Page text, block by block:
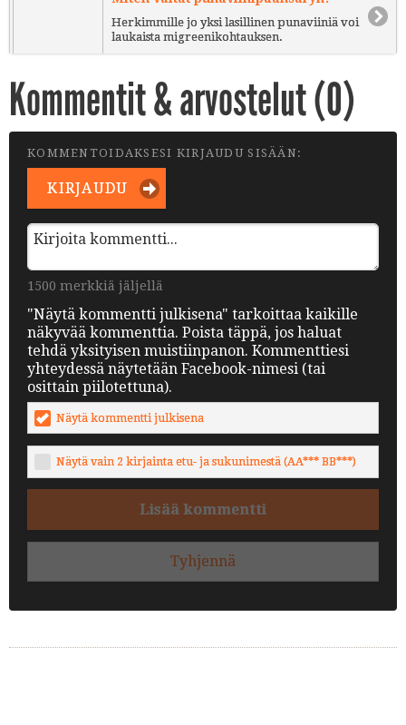
Herkimmille jo yksi lasillinen punaviiniä voi
laukaista migreenikohtauksen.
Kommentit & arvostelut (0)
KOMMENTOIDAKSESI KIRJAUDU SISÄÄN:
KIRJAUDU
1500 merkkiä jäljellä
"Näytä kommentti julkisena" tarkoittaa kaikille
näkyvää kommenttia. Poista täppä, jos haluat
tehdä yksityisen muistiinpanon. Kommenttiesi
yhteydessä näytetään Facebook-nimesi (tai
osittain piilotettuna).
Näytä kommentti julkisena
Näytä vain 2 kirjainta etu- ja sukunimestä (AA*** BB***)
Lisää kommentti
Tyhjennä